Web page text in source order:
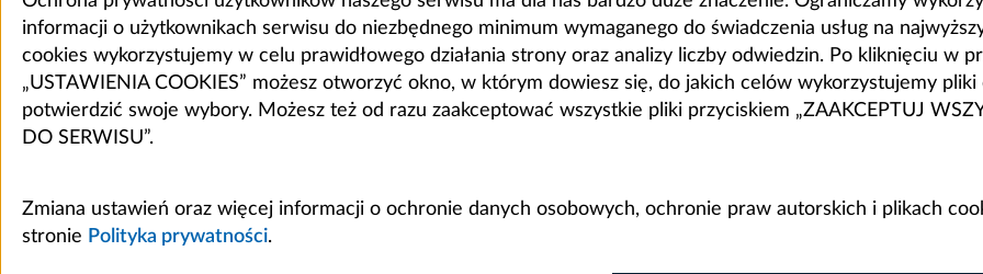
informacji o użytkownikach serwisu do niezbędnego minimum wymaganego do świadczenia usług na
cookies wykorzystujemy w celu prawidłowego działania strony oraz analizy liczby odwiedzin. Po kliknięciu w
„USTAWIENIA COOKIES” możesz otworzyć okno, w którym dowiesz się, do jakich celów wykorzystujemy pliki
potwierdzić swoje wybory. Możesz też od razu zaakceptować wszystkie pliki przyciskiem „ZAAKCEPTUJ
DO SERWISU”.
Zmiana ustawień oraz więcej informacji o ochronie danych osobowych, ochronie praw autorskich i plikach
stronie Polityka prywatności.